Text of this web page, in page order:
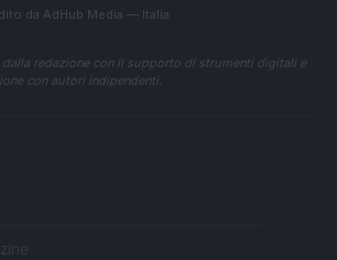
da AdHub Media — Italia
redazione con il supporto di strumenti digitali e
con autori indipendenti.